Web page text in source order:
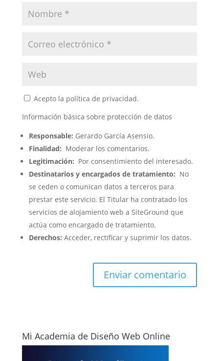
Acepto la política de privacidad.
Información básica sobre protección de datos
Responsable: Gerardo García Asensio.
Finalidad: Moderar los comentarios.
Legitimación: Por consentimiento del interesado.
Destinatarios y encargados de tratamiento: No
se ceden o comunican datos a terceros para
prestar este servicio. El Titular ha contratado los
servicios de alojamiento web a SiteGround que
actúa como encargado de tratamiento.
Derechos: Acceder, rectificar y suprimir los datos.
Mi Academia de Diseño Web Online